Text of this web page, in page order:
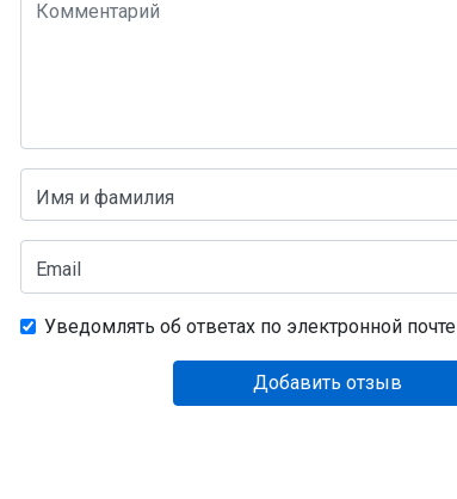
Имя и фамилия
Email
Уведомлять об ответах по электронной почте
Добавить отзыв